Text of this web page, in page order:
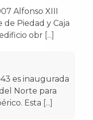
Alfonso XIII
Piedad y Caja
obr [...]
es inaugurada
Norte para
Esta [...]